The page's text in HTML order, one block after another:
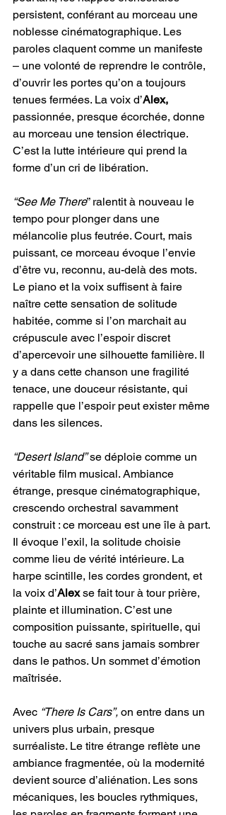
persistent, conférant au morceau une
noblesse cinématographique. Les
paroles claquent comme un manifeste
– une volonté de reprendre le contrôle,
d’ouvrir les portes qu’on a toujours
tenues fermées. La voix d’Alex,
passionnée, presque écorchée, donne
au morceau une tension électrique.
C’est la lutte intérieure qui prend la
forme d’un cri de libération.
“See Me There” ralentit à nouveau le
tempo pour plonger dans une
mélancolie plus feutrée. Court, mais
puissant, ce morceau évoque l’envie
d’être vu, reconnu, au-delà des mots.
Le piano et la voix suffisent à faire
naître cette sensation de solitude
habitée, comme si l’on marchait au
crépuscule avec l’espoir discret
d’apercevoir une silhouette familière. Il
y a dans cette chanson une fragilité
tenace, une douceur résistante, qui
rappelle que l’espoir peut exister même
dans les silences.
“Desert Island” se déploie comme un
véritable film musical. Ambiance
étrange, presque cinématographique,
crescendo orchestral savamment
construit : ce morceau est une île à part.
Il évoque l’exil, la solitude choisie
comme lieu de vérité intérieure. La
harpe scintille, les cordes grondent, et
la voix d’Alex se fait tour à tour prière,
plainte et illumination. C’est une
composition puissante, spirituelle, qui
touche au sacré sans jamais sombrer
dans le pathos. Un sommet d’émotion
maîtrisée.
Avec “There Is Cars”, on entre dans un
univers plus urbain, presque
surréaliste. Le titre étrange reflète une
ambiance fragmentée, où la modernité
devient source d’aliénation. Les sons
mécaniques, les boucles rythmiques,